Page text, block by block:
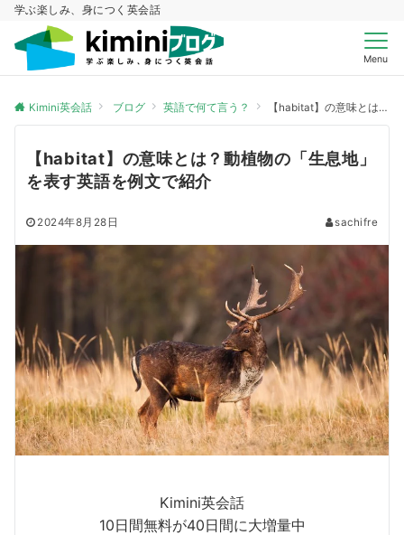
学ぶ楽しみ、身につく英会話
Menu
Kimini英会話 ブログ 英語で何て言う？ 【habitat】の意味とは？動植物の「生息地」を表す英語を例文で紹介
【habitat】の意味とは？動植物の「生息地」
を表す英語を例文で紹介
2024年8月28日 sachifre
Kimini英会話
10日間無料が40日間に大増量中